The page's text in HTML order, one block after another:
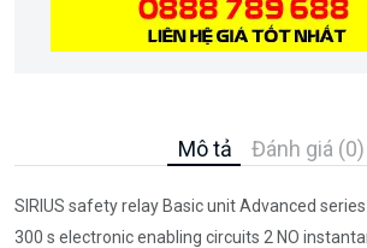
Mô tả Đánh giá (0)
SIRIUS safety relay Basic unit Advanced
300 s electronic enabling circuits 2 NO